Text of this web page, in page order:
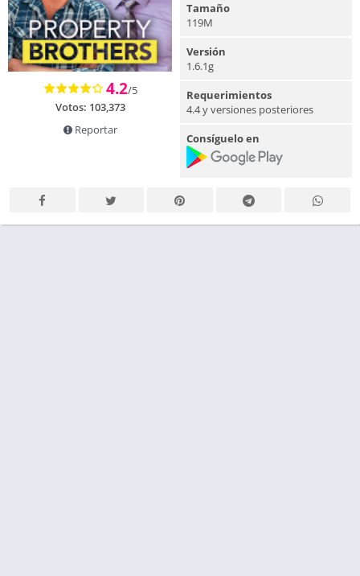
4.2/5
Votos: 103,373
Reportar
Tamaño
119M
Versión
1.6.1g
Requerimientos
4.4 y versiones posteriores
Consíguelo en